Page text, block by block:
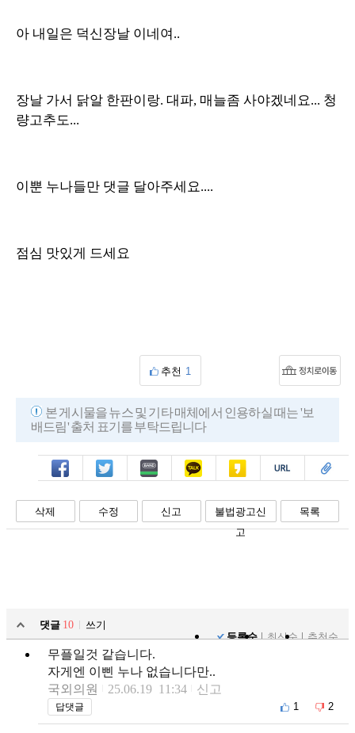
아 내일은 덕신장날 이네여..
장날 가서 닭알 한판이랑. 대파, 매늘좀 사야겠네요... 청
량고추도...
이뿐 누나들만 댓글 달아주세요....
점심 맛있게 드세요
추천 1
본 게시물을 뉴스 및 기타 매체에서 인용하실 때는 '보
배드림' 출처 표기를 부탁드립니다
페북 트윗 밴드 카톡 카스 복사 스크랩
삭제 수정 신고
불법광고신
고
목록
댓글 10
쓰기
등록순
최신순 추천순
무플일것 같습니다.
자게엔 이삔 누나 없습니다만..
국외의원
25.06.19 11:34 신고
답댓글 1 2